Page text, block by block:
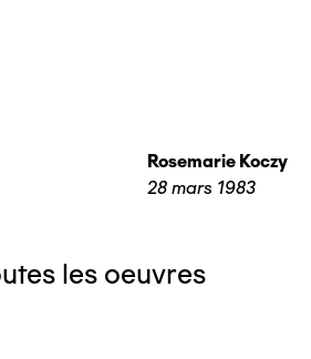
Rosemarie Koczy
28 mars 1983
les oeuvres